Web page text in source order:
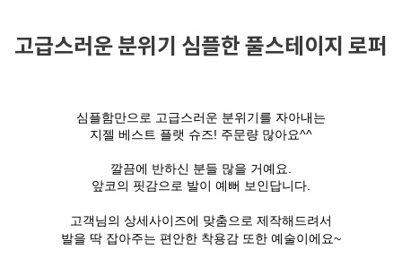
고급스러운 분위기 심플한 풀스테이지 로퍼
심플함만으로 고급스러운 분위기를 자아내는
지젤 베스트 플랫 슈즈! 주문량 많아요^^
깔끔에 반하신 분들 많을 거예요.
앞코의 핏감으로 발이 예뻐 보인답니다.
고객님의 상세사이즈에 맞춤으로 제작해드려서
발을 딱 잡아주는 편안한 착용감 또한 예술이에요~